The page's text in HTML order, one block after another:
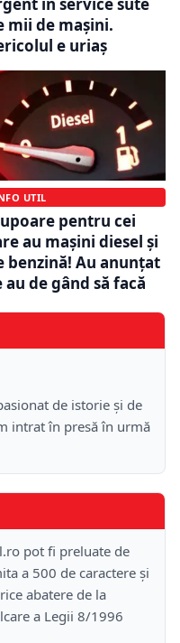
în service sute
mii de maşini.
e uriaș
UTIL
pentru cei
au mașini diesel și
benzină! Au anunțat
au de gând să facă
de istorie și de
intrat în presă în urmă
pot fi preluate de
a 500 de caractere și
abatere de la
a Legii 8/1996